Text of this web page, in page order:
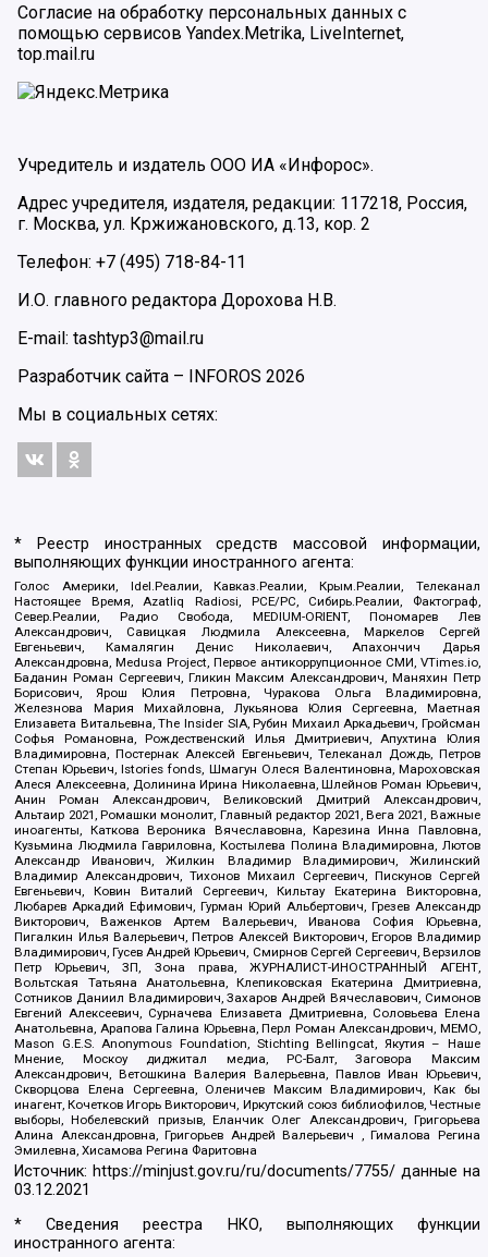
Согласие на обработку персональных данных с
помощью сервисов Yandex.Metrika, LiveInternet,
top.mail.ru
Учредитель и издатель ООО ИА «Инфорос».
Адрес учредителя, издателя, редакции: 117218, Россия,
г. Москва, ул. Кржижановского, д.13, кор. 2
Телефон: +7 (495) 718-84-11
И.О. главного редактора Дорохова Н.В.
E-mail: tashtyp3@mail.ru
Разработчик сайта – INFOROS 2026
Мы в социальных сетях:
* Реестр иностранных средств массовой информации,
выполняющих функции иностранного агента:
Голос Америки, Idel.Реалии, Кавказ.Реалии, Крым.Реалии, Телеканал
Настоящее Время, Azatliq Radiosi, PCE/PC, Сибирь.Реалии, Фактограф,
Север.Реалии, Радио Свобода, MEDIUM-ORIENT, Пономарев Лев
Александрович, Савицкая Людмила Алексеевна, Маркелов Сергей
Евгеньевич, Камалягин Денис Николаевич, Апахончич Дарья
Александровна, Medusa Project, Первое антикоррупционное СМИ, VTimes.io,
Баданин Роман Сергеевич, Гликин Максим Александрович, Маняхин Петр
Борисович, Ярош Юлия Петровна, Чуракова Ольга Владимировна,
Железнова Мария Михайловна, Лукьянова Юлия Сергеевна, Маетная
Елизавета Витальевна, The Insider SIA, Рубин Михаил Аркадьевич, Гройсман
Софья Романовна, Рождественский Илья Дмитриевич, Апухтина Юлия
Владимировна, Постернак Алексей Евгеньевич, Телеканал Дождь, Петров
Степан Юрьевич, Istories fonds, Шмагун Олеся Валентиновна, Мароховская
Алеся Алексеевна, Долинина Ирина Николаевна, Шлейнов Роман Юрьевич,
Анин Роман Александрович, Великовский Дмитрий Александрович,
Альтаир 2021, Ромашки монолит, Главный редактор 2021, Вега 2021, Важные
иноагенты, Каткова Вероника Вячеславовна, Карезина Инна Павловна,
Кузьмина Людмила Гавриловна, Костылева Полина Владимировна, Лютов
Александр Иванович, Жилкин Владимир Владимирович, Жилинский
Владимир Александрович, Тихонов Михаил Сергеевич, Пискунов Сергей
Евгеньевич, Ковин Виталий Сергеевич, Кильтау Екатерина Викторовна,
Любарев Аркадий Ефимович, Гурман Юрий Альбертович, Грезев Александр
Викторович, Важенков Артем Валерьевич, Иванова София Юрьевна,
Пигалкин Илья Валерьевич, Петров Алексей Викторович, Егоров Владимир
Владимирович, Гусев Андрей Юрьевич, Смирнов Сергей Сергеевич, Верзилов
Петр Юрьевич, ЗП, Зона права, ЖУРНАЛИСТ-ИНОСТРАННЫЙ АГЕНТ,
Вольтская Татьяна Анатольевна, Клепиковская Екатерина Дмитриевна,
Сотников Даниил Владимирович, Захаров Андрей Вячеславович, Симонов
Евгений Алексеевич, Сурначева Елизавета Дмитриевна, Соловьева Елена
Анатольевна, Арапова Галина Юрьевна, Перл Роман Александрович, МЕМО,
Mason G.E.S. Anonymous Foundation, Stichting Bellingcat, Якутия – Наше
Мнение, Москоу диджитал медиа, РС-Балт, Заговора Максим
Александрович, Ветошкина Валерия Валерьевна, Павлов Иван Юрьевич,
Скворцова Елена Сергеевна, Оленичев Максим Владимирович, Как бы
инагент, Кочетков Игорь Викторович, Иркутский союз библиофилов, Честные
выборы, Нобелевский призыв, Еланчик Олег Александрович, Григорьева
Алина Александровна, Григорьев Андрей Валерьевич , Гималова Регина
Эмилевна, Хисамова Регина Фаритовна
Источник: https://minjust.gov.ru/ru/documents/7755/ данные на
03.12.2021
* Сведения реестра НКО, выполняющих функции
иностранного агента: